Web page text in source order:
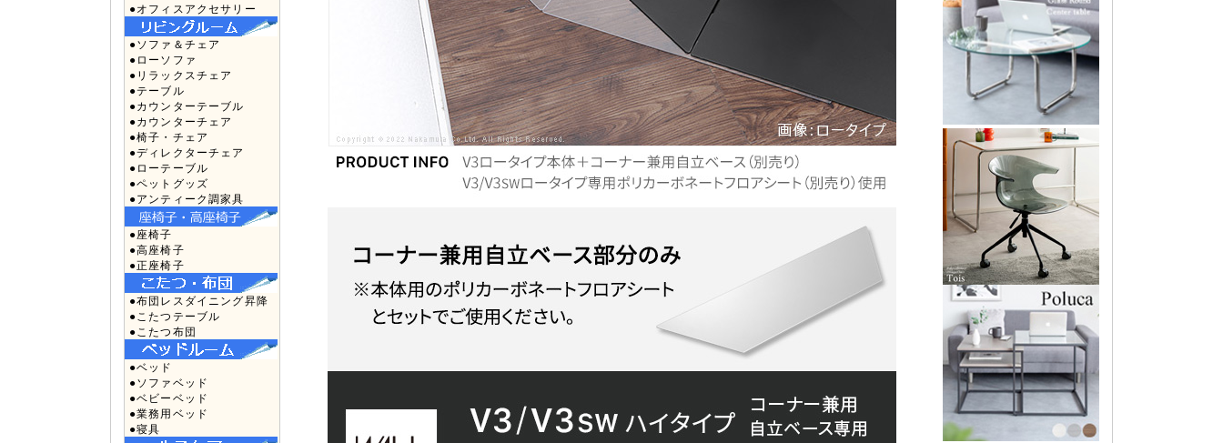
●オフィスアクセサリー
●ソファ＆チェア
●ローソファ
●リラックスチェア
●テーブル
●カウンターテーブル
●カウンターチェア
●椅子・チェア
●ディレクターチェア
●ローテーブル
●ペットグッズ
●アンティーク調家具
●座椅子
●高座椅子
●正座椅子
●布団レスダイニング昇降
●こたつテーブル
●こたつ布団
●ベッド
●ソファベッド
●ベビーベッド
●業務用ベッド
●寝具